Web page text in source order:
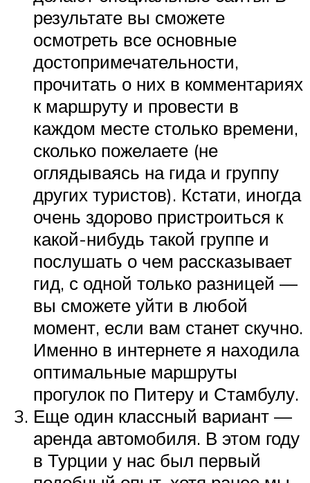
результате вы сможете
осмотреть все основные
достопримечательности,
прочитать о них в комментариях
к маршруту и провести в
каждом месте столько времени,
сколько пожелаете (не
оглядываясь на гида и группу
других туристов). Кстати, иногда
очень здорово пристроиться к
какой-нибудь такой группе и
послушать о чем рассказывает
гид, с одной только разницей —
вы сможете уйти в любой
момент, если вам станет скучно.
Именно в интернете я находила
оптимальные маршруты
прогулок по Питеру и Стамбулу.
Еще один классный вариант —
аренда автомобиля. В этом году
в Турции у нас был первый